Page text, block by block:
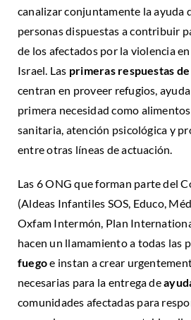
canalizar conjuntamente la ayuda
personas dispuestas a contribuir
de los afectados por la violencia
Israel. Las primeras respuestas
centran en proveer refugios,
primera necesidad como
sanitaria, atención psicológica y
entre otras líneas de actuación.
Las 6 ONG que forman parte del
(Aldeas Infantiles SOS, Educo,
Oxfam Intermón, Plan
hacen un llamamiento a todas las
fuegoe instan a crear
necesarias para la entrega de
comunidades afectadas para